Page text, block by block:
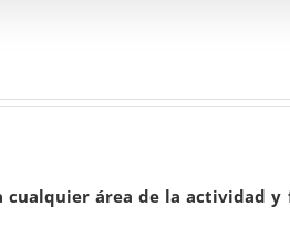
área de la actividad